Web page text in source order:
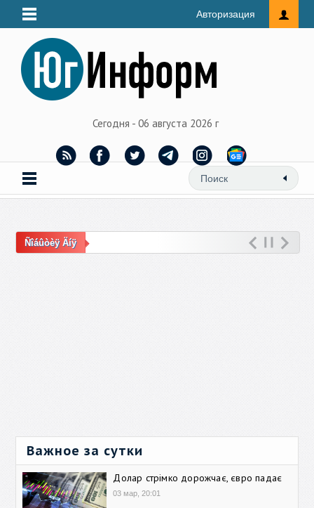
Авторизация
Сегодня - 06 августа 2026 г
Ñîáûòèÿ Äíÿ
Важное за сутки
Долар стрімко дорожчає, євро падає
03 мар, 20:01